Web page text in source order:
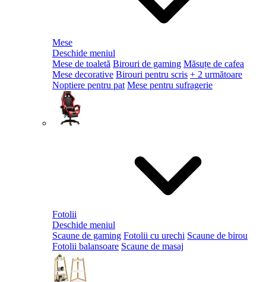
Mese
Deschide meniul
Mese de toaletă Birouri de gaming Măsuțe de cafea
Mese decorative Birouri pentru scris + 2 următoare
Noptiere pentru pat Mese pentru sufragerie
Fotolii
Deschide meniul
Scaune de gaming Fotolii cu urechi Scaune de birou
Fotolii balansoare Scaune de masaj